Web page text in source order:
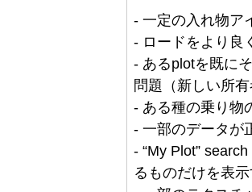
- 一定の入れ物ア
- ロードをより良
- あるplotを既に
問題（新しい所
- ある種の乗り物
- 一部のデータが
- “My Plot”
るものだけを表